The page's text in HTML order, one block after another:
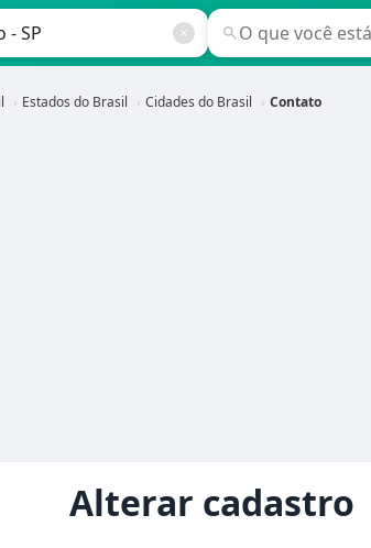
Estados do Brasil Cidades do Brasil Contato
Alterar cadastro